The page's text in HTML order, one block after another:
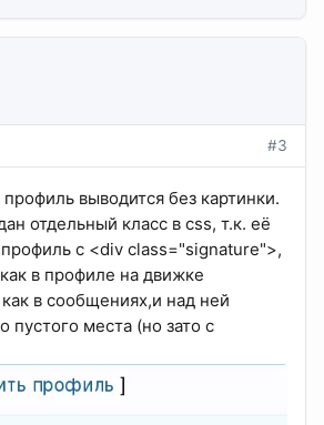
#3
выводится без картинки.
отдельный класс в css, т.к. её
с <div class="signature">,
в профиле на движке
в сообщениях,и над ней
пустого места (но зато с